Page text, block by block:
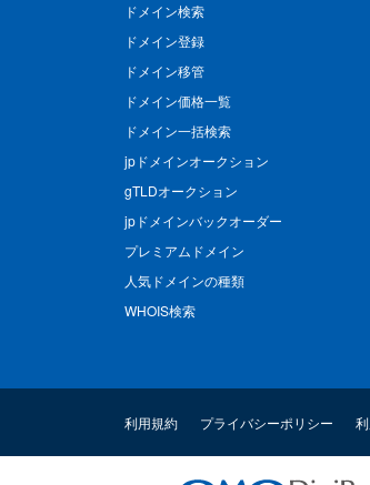
ドメイン検索
ドメイン登録
ドメイン移管
ドメイン価格一覧
ドメイン一括検索
jpドメインオークション
gTLDオークション
jpドメインバックオーダー
プレミアムドメイン
人気ドメインの種類
WHOIS検索
利用規約 プライバシーポリシー